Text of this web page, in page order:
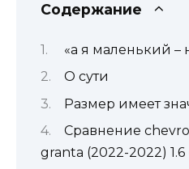
Содержание
«а я маленький –
О сути
Размер имеет
Сравнение
granta (2022-2022) 1.6